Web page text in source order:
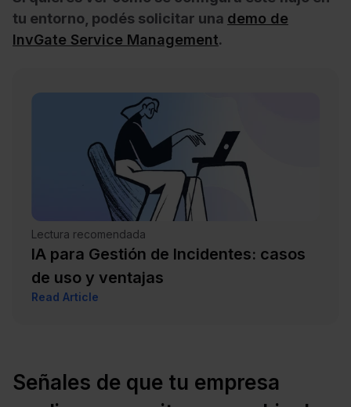
tu entorno, podés solicitar una demo de
InvGate Service Management.
Lectura recomendada
IA para Gestión de Incidentes: casos
de uso y ventajas
Read Article
Señales de que tu empresa